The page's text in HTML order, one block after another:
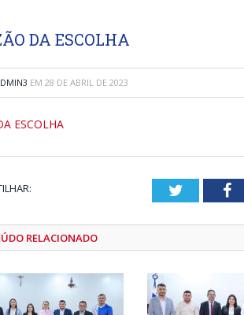
DA ESCOLHA
EM 28 DE ABRIL DE 2023
ESCOLHA
Twitter
RELACIONADO